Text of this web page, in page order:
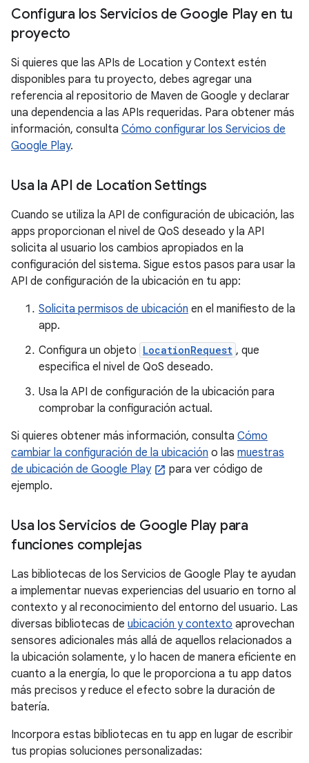
Configura los Servicios de Google Play en tu
proyecto
Si quieres que las APIs de Location y Context estén
disponibles para tu proyecto, debes agregar una
referencia al repositorio de Maven de Google y declarar
una dependencia a las APIs requeridas. Para obtener más
información, consulta Cómo configurar los Servicios de
Google Play.
Usa la API de Location Settings
Cuando se utiliza la API de configuración de ubicación, las
apps proporcionan el nivel de QoS deseado y la API
solicita al usuario los cambios apropiados en la
configuración del sistema. Sigue estos pasos para usar la
API de configuración de la ubicación en tu app:
Solicita permisos de ubicación en el manifiesto de la
app.
Configura un objeto LocationRequest , que
especifica el nivel de QoS deseado.
Usa la API de configuración de la ubicación para
comprobar la configuración actual.
Si quieres obtener más información, consulta Cómo
cambiar la configuración de la ubicación o las muestras
de ubicación de Google Play
para ver código de
ejemplo.
Usa los Servicios de Google Play para
funciones complejas
Las bibliotecas de los Servicios de Google Play te ayudan
a implementar nuevas experiencias del usuario en torno al
contexto y al reconocimiento del entorno del usuario. Las
diversas bibliotecas de ubicación y contexto aprovechan
sensores adicionales más allá de aquellos relacionados a
la ubicación solamente, y lo hacen de manera eficiente en
cuanto a la energía, lo que le proporciona a tu app datos
más precisos y reduce el efecto sobre la duración de
batería.
Incorpora estas bibliotecas en tu app en lugar de escribir
tus propias soluciones personalizadas: